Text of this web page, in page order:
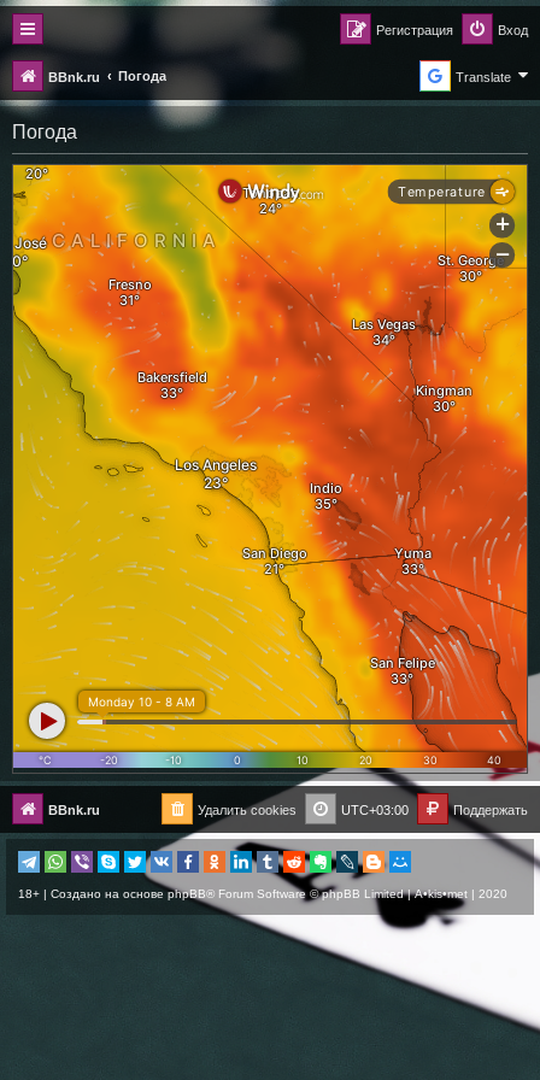
Вход
Регистрация
BBnk.ru Погода Translate
Погода
BBnk.ru Поддержать
UTC+03:00
Удалить cookies
18+ | Создано на основе phpBB® Forum Software © phpBB Limited |A•kis•met | 2020